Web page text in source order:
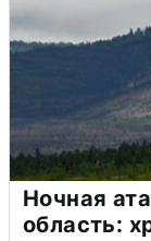
Ночная
область: